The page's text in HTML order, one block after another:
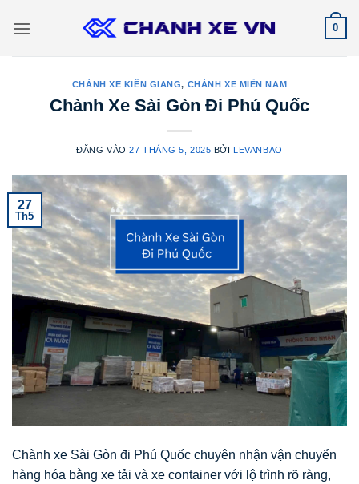
qua
0
CHÀNH XE KIÊN GIANG, CHÀNH XE MIỀN NAM
Chành Xe Sài Gòn Đi Phú Quốc
ĐĂNG VÀO27 THÁNG 5, 2025 BỞILEVANBAO
27
Th5
Chành xe Sài Gòn đi Phú Quốc chuyên nhận vận chuyển
hàng hóa bằng xe tải và xe container với lộ trình rõ ràng,